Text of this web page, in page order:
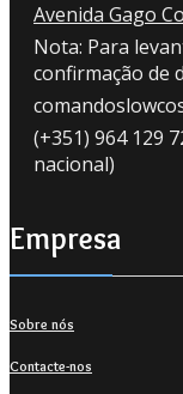
Avenida Gago
Nota: Para
confirmação de
(+351) 964 129
nacional)
Empresa
Sobre nós
Contacte-nos